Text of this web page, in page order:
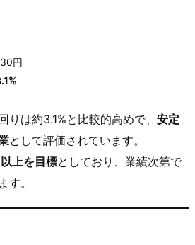
30円
は約3.1%と比較的高めで、 安定
として評価されています。
上を目標としており、業績次第で
す。